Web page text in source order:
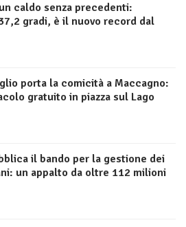
caldo senza precedenti:
gradi, è il nuovo record dal
porta la comicità a Maccagno:
gratuito in piazza sul Lago
il bando per la gestione dei
un appalto da oltre 112 milioni